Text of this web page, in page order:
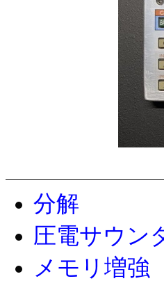
分解
圧電サウン
メモリ増強